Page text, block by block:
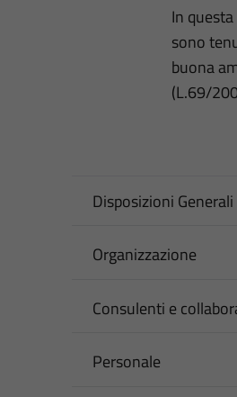
In
sono
buona
(L.69/
Disposizioni Generali
Organizzazione
Consulenti e
Personale